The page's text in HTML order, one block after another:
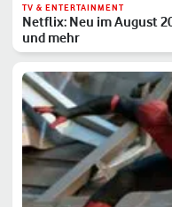
TV & ENTERTAINMENT
Netflix: Neu im August
und mehr